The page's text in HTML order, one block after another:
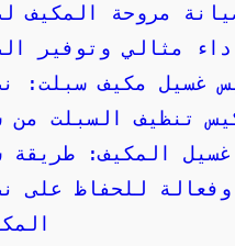
ض
س
ع
ر
ت
ن
ظ
ي
ف
مروحة المكيف
مثالي وتوفير
غسيل مكيف سبلت:
تنظيف السبلت من
المكيف: طريقة
وفعالة للحفاظ على